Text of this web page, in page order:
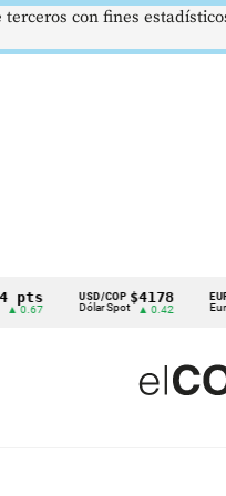
USD/COP
Dólar Spot
$4178
▲ 0.42
EUR/COP
Euro Spot
con fines